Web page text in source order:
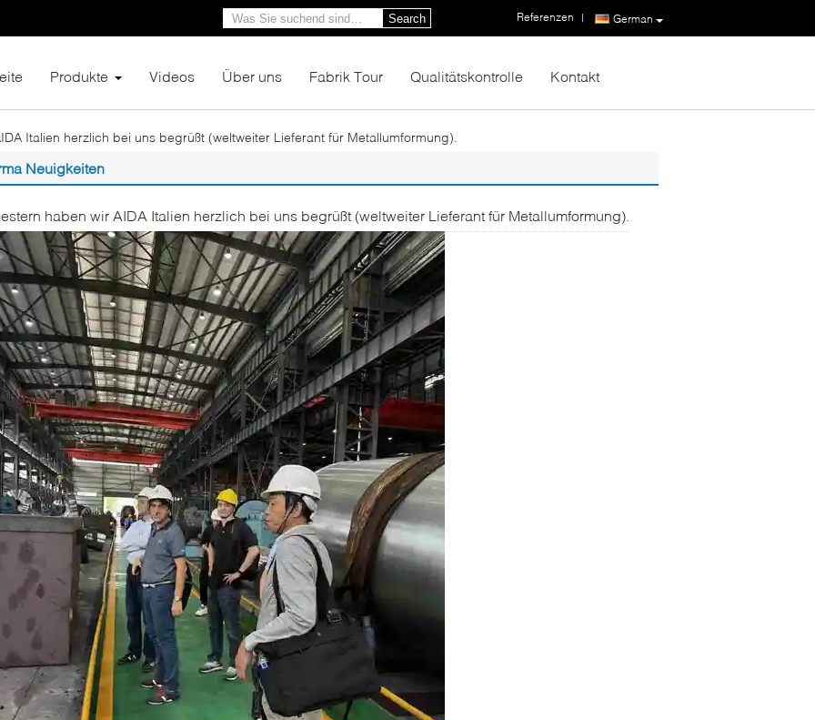
German
Referenzen |
Search
Produkte Videos Über uns Fabrik Tour Qualitätskontrolle Kontakt
Italien herzlich bei uns begrüßt (weltweiter Lieferant für Metallumformung).
Neuigkeiten
haben wir AIDA Italien herzlich bei uns begrüßt (weltweiter Lieferant für Metallumformung).